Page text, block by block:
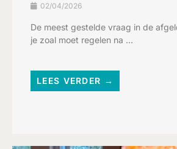
02/04/2026
De meest gestelde vraag in de
je zoal moet regelen na ...
LEES VERDER →